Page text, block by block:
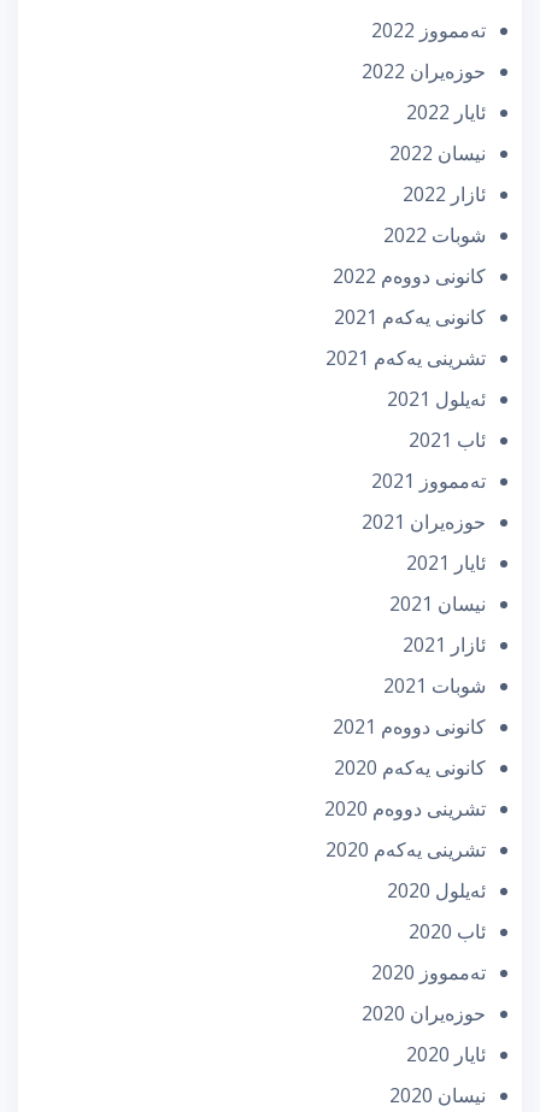
تەممووز 2022
حوزه‌یران 2022
ئایار 2022
نیسان 2022
ئازار 2022
شوبات 2022
كانونی دووه‌م 2022
كانونی یه‌كه‌م 2021
تشرینی یه‌كه‌م 2021
ئه‌یلول 2021
ئاب 2021
تەممووز 2021
حوزه‌یران 2021
ئایار 2021
نیسان 2021
ئازار 2021
شوبات 2021
كانونی دووه‌م 2021
كانونی یه‌كه‌م 2020
تشرینی دووه‌م 2020
تشرینی یه‌كه‌م 2020
ئه‌یلول 2020
ئاب 2020
تەممووز 2020
حوزه‌یران 2020
ئایار 2020
نیسان 2020